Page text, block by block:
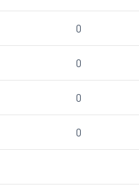
0
0
0
0